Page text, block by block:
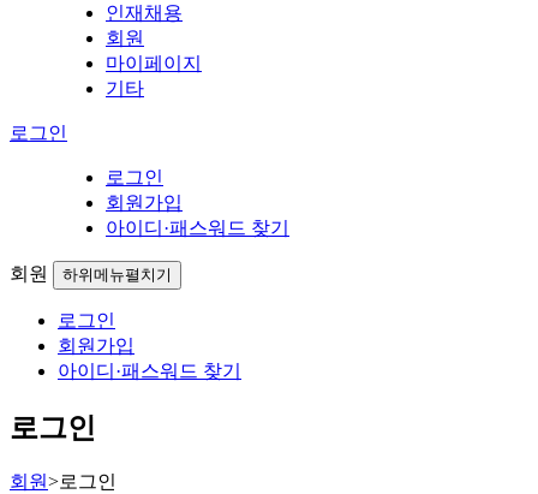
인재채용
회원
마이페이지
기타
로그인
로그인
회원가입
아이디·패스워드 찾기
회원 하위메뉴펼치기
로그인
회원가입
아이디·패스워드 찾기
로그인
회원>로그인